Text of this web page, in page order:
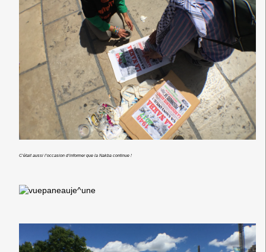
C’était aussi l’occasion d’informer que la Nakba continue !